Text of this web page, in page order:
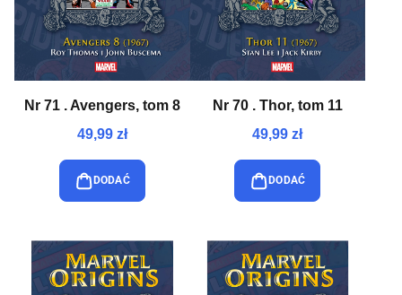
Nr 71 . Avengers, tom 8
49,99 zł
DODAĆ
Nr 70 . Thor, tom 11
49,99 zł
DODAĆ